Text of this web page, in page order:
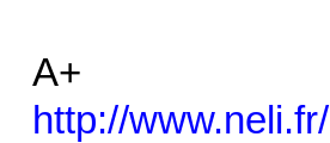
A+
http://www.neli.fr/